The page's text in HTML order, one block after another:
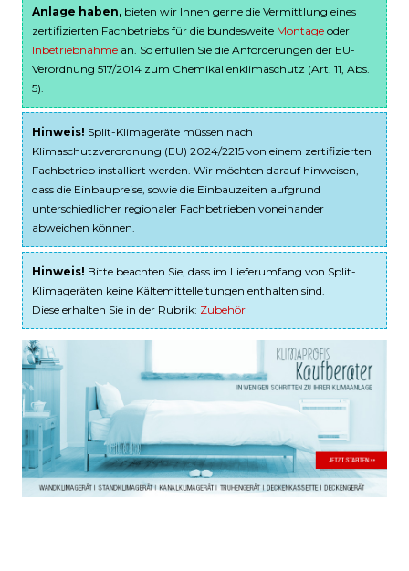
Anlage haben, bieten wir Ihnen gerne die Vermittlung eines
zertifizierten Fachbetriebs für die bundesweite Montage oder
Inbetriebnahme an. So erfüllen Sie die Anforderungen der EU-
Verordnung 517/2014 zum Chemikalienklimaschutz (Art. 11, Abs.
5).
Hinweis! Split-Klimageräte müssen nach
Klimaschutzverordnung (EU) 2024/2215 von einem zertifizierten
Fachbetrieb installiert werden. Wir möchten darauf hinweisen,
dass die Einbaupreise, sowie die Einbauzeiten aufgrund
unterschiedlicher regionaler Fachbetrieben voneinander
abweichen können.
Hinweis! Bitte beachten Sie, dass im Lieferumfang von Split-
Klimageräten keine Kältemittelleitungen enthalten sind.
Diese erhalten Sie in der Rubrik: Zubehör